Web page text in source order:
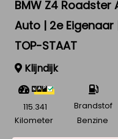
BMW Z4 Roadster
Auto | 2e Eigenaar
TOP-STAAT
Klijndijk
115.341
Kilometer
Brandstof
Benzine